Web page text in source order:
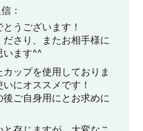
：
うございます！
さり、またお相手様に
います^^
ップを使用しておりま
にオススメです！
ご自身用にとお求めに